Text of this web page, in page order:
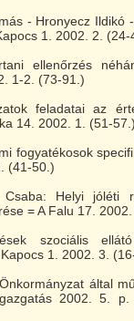
- Hronyecz Ildikó
1. 2002. 2. (24-
ellenőrzés
1-2. (73-91.)
feladatai az
14. 2002. 1. (51-
fogyatékosok
(41-50.)
Helyi jóléti
= A Falu 17.
szociális
1. 2002. 3.
által
2002. 5. p.